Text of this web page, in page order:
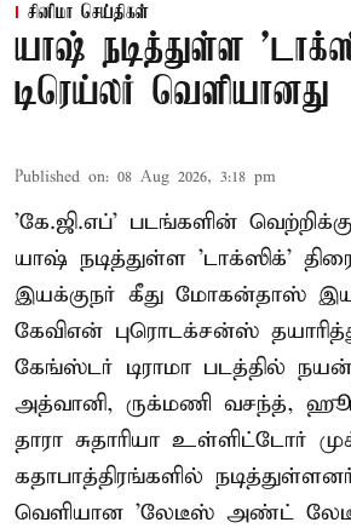
சினிமா செய்திகள்
யாஷ் நடித்துள்ள
டிரெய்லர் வெளியானது
Published on: 08 Aug 2026, 3:18 pm
'கே.ஜி.எப்' படங்களின்
யாஷ் நடித்துள்ள 'டாக்ஸிக்'
இயக்குநர் கீது மோகன்தாஸ்
கேவிஎன் புரொடக்சன்ஸ்
கேங்ஸ்டர் டிராமா படத்தில்
அத்வானி, ருக்மணி வசந்த்,
தாரா சுதாரியா உள்ளிட்டோர்
கதாபாத்திரங்களில்
வெளியான 'லேடீஸ் அண்ட்